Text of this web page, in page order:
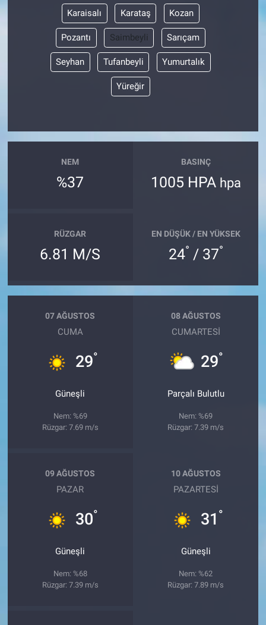
Karaisalı Karataş Kozan
Pozantı Saimbeyli Sarıçam
Seyhan Tufanbeyli Yumurtalık
Yüreğir
NEM
%37
BASINÇ
1005 HPA hpa
RÜZGAR
6.81 M/S
EN DÜŞÜK / EN YÜKSEK
24° / 37°
07 AĞUSTOS
CUMA
29°
Güneşli
Nem: %69
Rüzgar: 7.69 m/s
08 AĞUSTOS
CUMARTESI
29°
Parçalı Bulutlu
Nem: %69
Rüzgar: 7.39 m/s
09 AĞUSTOS
PAZAR
30°
Güneşli
Nem: %68
Rüzgar: 7.39 m/s
10 AĞUSTOS
PAZARTESI
31 °
Güneşli
Nem: %62
Rüzgar: 7.89 m/s